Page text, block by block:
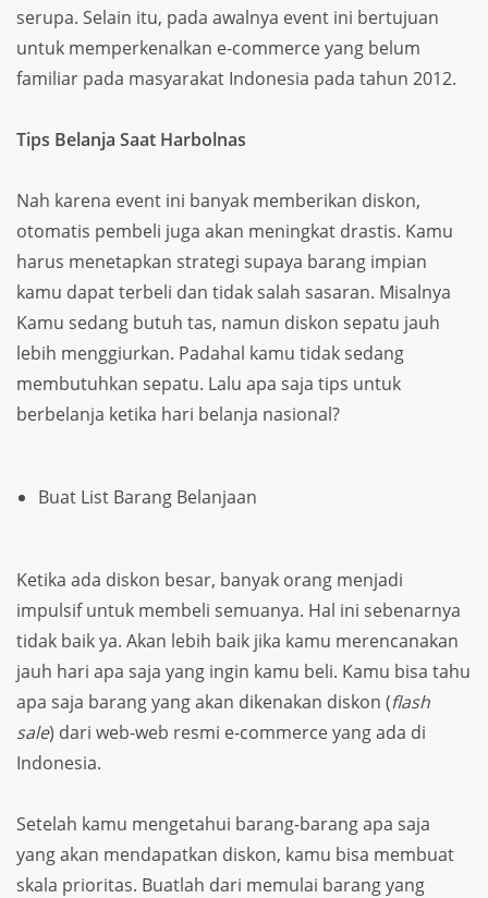
serupa. Selain itu, pada awalnya event ini bertujuan
untuk memperkenalkan e-commerce yang belum
familiar pada masyarakat Indonesia pada tahun 2012.
Tips Belanja Saat Harbolnas
Nah karena event ini banyak memberikan diskon,
otomatis pembeli juga akan meningkat drastis. Kamu
harus menetapkan strategi supaya barang impian
kamu dapat terbeli dan tidak salah sasaran. Misalnya
Kamu sedang butuh tas, namun diskon sepatu jauh
lebih menggiurkan. Padahal kamu tidak sedang
membutuhkan sepatu. Lalu apa saja tips untuk
berbelanja ketika hari belanja nasional?
Buat List Barang Belanjaan
Ketika ada diskon besar, banyak orang menjadi
impulsif untuk membeli semuanya. Hal ini sebenarnya
tidak baik ya. Akan lebih baik jika kamu merencanakan
jauh hari apa saja yang ingin kamu beli. Kamu bisa tahu
apa saja barang yang akan dikenakan diskon (flash
sale) dari web-web resmi e-commerce yang ada di
Indonesia.
Setelah kamu mengetahui barang-barang apa saja
yang akan mendapatkan diskon, kamu bisa membuat
skala prioritas. Buatlah dari memulai barang yang